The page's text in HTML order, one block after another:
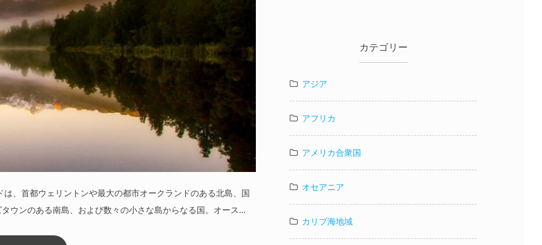
、首都ウェリントンや最大の都市オークランドのある北島、国
ウンのある南島、および数々の小さな島からなる国。オース…
カテゴリー
アジア
アフリカ
アメリカ合衆国
オセアニア
カリブ海地域